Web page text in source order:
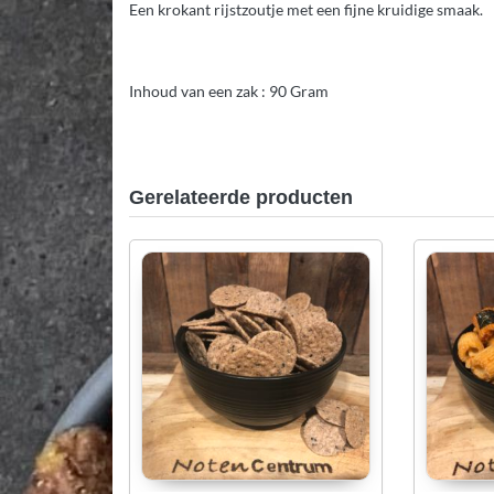
Een krokant rijstzoutje met een fijne kruidige smaak.
Inhoud van een zak : 90 Gram
Gerelateerde producten